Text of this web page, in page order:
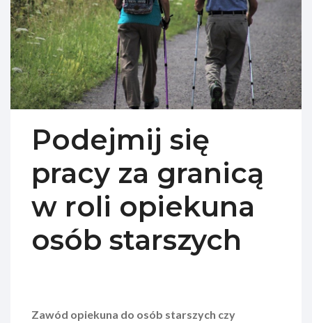
Podejmij się
pracy za granicą
w roli opiekuna
osób starszych
Zawód opiekuna do osób starszych czy